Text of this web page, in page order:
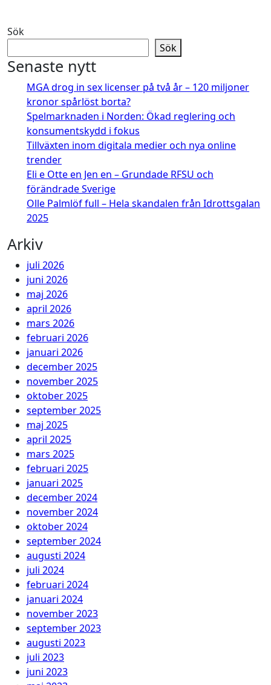
Sök
Sök
Senaste nytt
MGA drog in sex licenser på två år – 120 miljoner
kronor spårlöst borta?
Spelmarknaden i Norden: Ökad reglering och
konsumentskydd i fokus
Tillväxten inom digitala medier och nya online
trender
Eli e Otte en Jen en – Grundade RFSU och
förändrade Sverige
Olle Palmlöf full – Hela skandalen från Idrottsgalan
2025
Arkiv
juli 2026
juni 2026
maj 2026
april 2026
mars 2026
februari 2026
januari 2026
december 2025
november 2025
oktober 2025
september 2025
maj 2025
april 2025
mars 2025
februari 2025
januari 2025
december 2024
november 2024
oktober 2024
september 2024
augusti 2024
juli 2024
februari 2024
januari 2024
november 2023
september 2023
augusti 2023
juli 2023
juni 2023